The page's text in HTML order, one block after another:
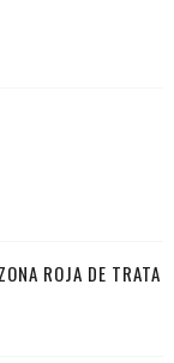
ROJA DE TRATA